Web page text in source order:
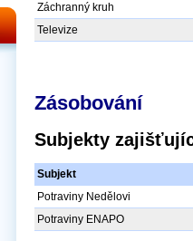
Záchranný kruh
Televize
Zásobování
Subjekty
Subjekt
Potraviny Nedělovi
Potraviny ENAPO